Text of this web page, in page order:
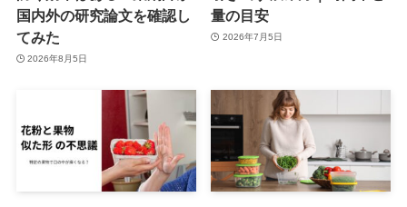
国内外の研究論文を確認し
てみた
2026年8月5日
量の目安
2026年7月5日